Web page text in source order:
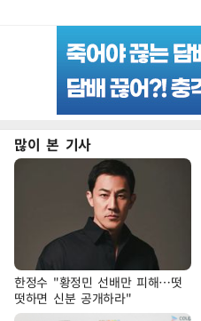
많이 본 기사
한정수 "황정민 선배만 피해…떳
떳하면 신분 공개하라"